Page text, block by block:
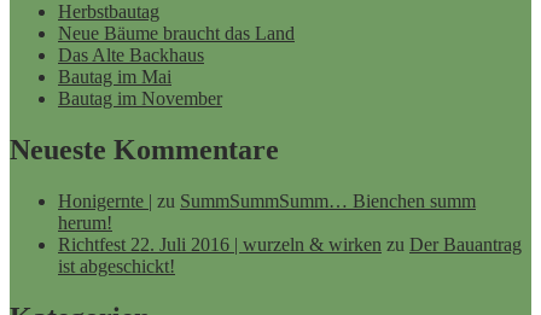
Herbstbautag
Neue Bäume braucht das Land
Das Alte Backhaus
Bautag im Mai
Bautag im November
Neueste Kommentare
Honigernte | zu SummSummSumm… Bienchen summ
herum!
Richtfest 22. Juli 2016 | wurzeln & wirken zu Der Bauantrag
ist abgeschickt!